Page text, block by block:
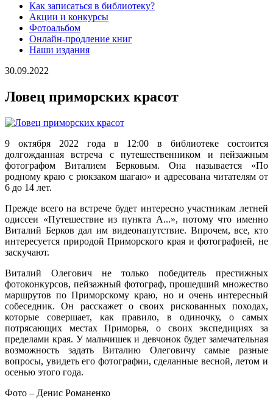
Как записаться в библиотеку?
Акции и конкурсы
Фотоальбом
Онлайн-продление книг
Наши издания
30.09.2022
Ловец приморских красот
9 октября 2022 года в 12:00 в библиотеке состоится
долгожданная встреча с путешественником и пейзажным
фотографом Виталием Берковым. Она называется «По
родному краю с рюкзаком шагаю» и адресована читателям от
6 до 14 лет.
Прежде всего на встрече будет интересно участникам летней
одиссеи «Путешествие из пункта А...», потому что именно
Виталий Берков дал им видеонапутствие. Впрочем, все, кто
интересуется природой Приморского края и фотографией, не
заскучают.
Виталий Олегович не только победитель престижных
фотоконкурсов, пейзажный фотограф, прошедший множество
маршрутов по Приморскому краю, но и очень интересный
собеседник. Он расскажет о своих рискованных походах,
которые совершает, как правило, в одиночку, о самых
потрясающих местах Приморья, о своих экспедициях за
пределами края. У мальчишек и девчонок будет замечательная
возможность задать Виталию Олеговичу самые разные
вопросы, увидеть его фотографии, сделанные весной, летом и
осенью этого года.
Фото – Денис Романенко